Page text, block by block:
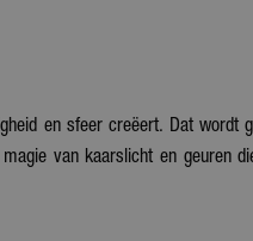
en sfeer creëert. Dat wordt
van kaarslicht en geuren